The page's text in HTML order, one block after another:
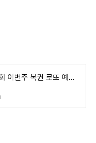
로또 당첨번호 1111회 이번주 복권 로또 예상번호 분석